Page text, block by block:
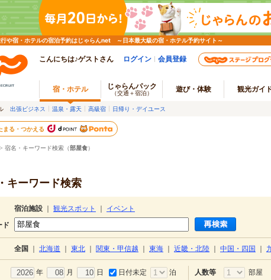
や宿・ホテルの宿泊予約はじゃらんnet ～日本最大級の宿・ホテル予約サイト～
こんにちは♪ゲストさん ログイン 会員登録
宿・ホテル じゃらんパック
（交通＋宿泊） 遊び・体験 観光ガイ
出張ビジネス 温泉・露天 高級宿 日帰り・デイユース
まる・つかえる
> 宿名・キーワード検索（部屋食）
キーワード検索
宿泊施設 観光スポット
イベント
ド
全国 北海道 東北 関東・甲信越 東海 近畿・北陸 中国・四国
年 月 日 日付未定 泊 人数等 部屋